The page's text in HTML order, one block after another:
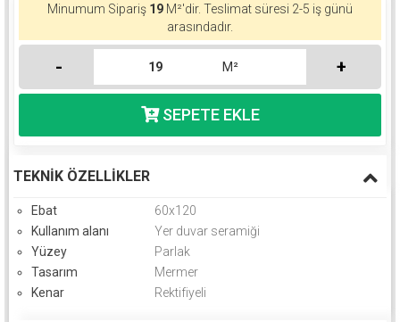
Minumum Sipariş 19 M²'dir. Teslimat süresi 2-5 iş günü
arasındadır.
- M² +
TEKNIK ÖZELLIKLER
Ebat
60x120
Kullanım alanı
Yer duvar seramiği
Yüzey
Parlak
Tasarım
Mermer
Kenar
Rektifiyeli